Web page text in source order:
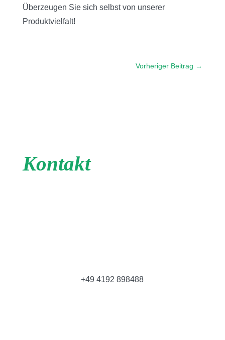
Überzeugen Sie sich selbst von unserer
Produktvielfalt!
Vorheriger Beitrag →
Kontakt
+49 4192 898488